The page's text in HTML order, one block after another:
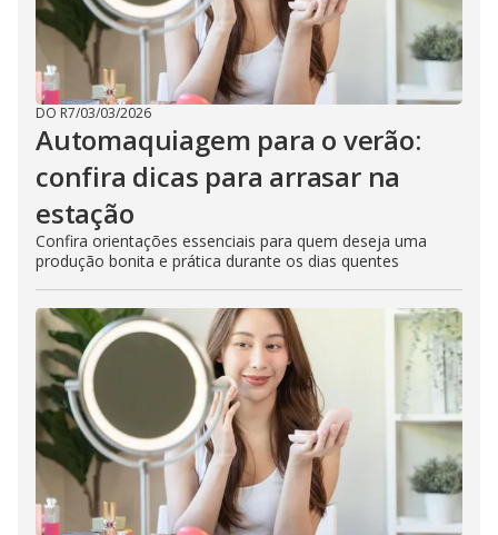
DO R7/03/03/2026
Automaquiagem para o verão:
confira dicas para arrasar na
estação
Confira orientações essenciais para quem deseja uma
produção bonita e prática durante os dias quentes